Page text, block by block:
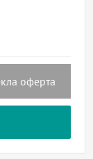
оферта